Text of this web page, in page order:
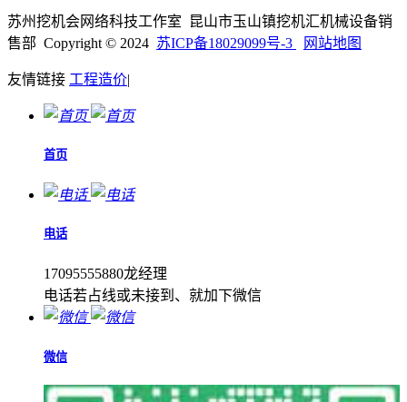
苏州挖机会网络科技工作室 昆山市玉山镇挖机汇机械设备销
售部 Copyright © 2024 苏ICP备18029099号-3 网站地图
友情链接 工程造价|
首页
电话
17095555880龙经理
电话若占线或未接到、就加下微信
微信